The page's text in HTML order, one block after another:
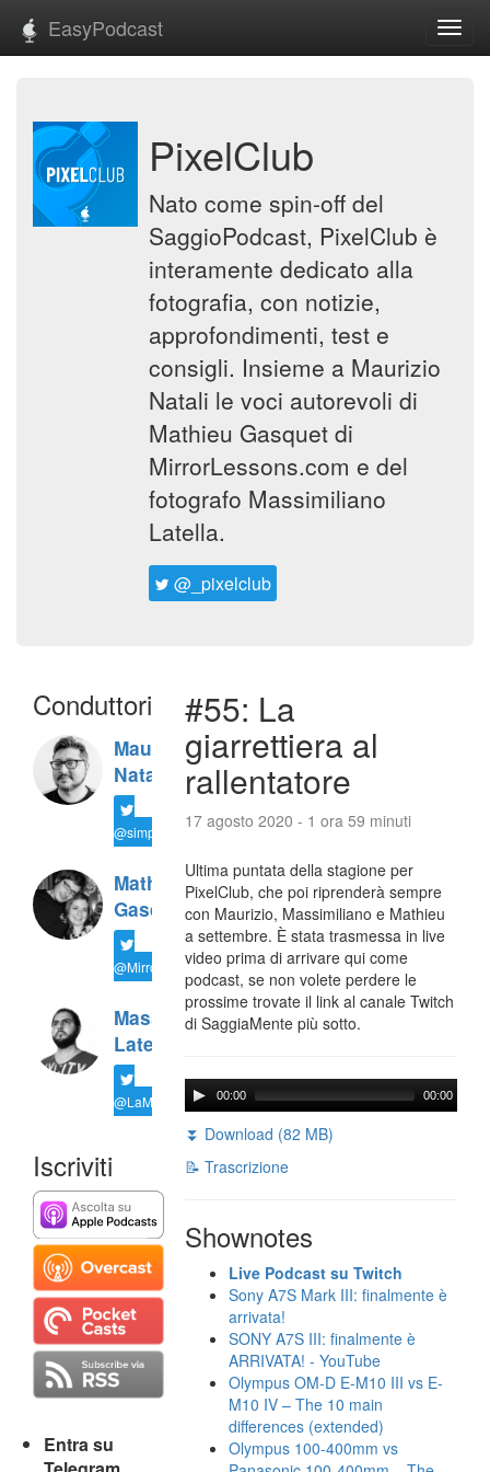
EasyPodcast
PixelClub
Nato come spin-off del
SaggioPodcast, PixelClub è
interamente dedicato alla
fotografia, con notizie,
approfondimenti, test e
consigli. Insieme a Maurizio
Natali le voci autorevoli di
Mathieu Gasquet di
MirrorLessons.com e del
fotografo Massimiliano
Latella.
@_pixelclub
Conduttori
Maurizio
Natali
@simplemal
Mathieu
Gasquet
@MirrorLessons
Massimiliano
Latella
@LaMaxImages
Iscriviti
Entra su
#55: La
giarrettiera al
rallentatore
17 agosto 2020 - 1 ora 59 minuti
Ultima puntata della stagione per
PixelClub, che poi riprenderà sempre
con Maurizio, Massimiliano e Mathieu
a settembre. È stata trasmessa in live
video prima di arrivare qui come
podcast, se non volete perdere le
prossime trovate il link al canale Twitch
di SaggiaMente più sotto.
00:00 00:00
⏬ Download (82 MB)
📝 Trascrizione
Shownotes
Live Podcast su Twitch
Sony A7S Mark III: finalmente è
arrivata!
SONY A7S III: finalmente è
ARRIVATA! - YouTube
Olympus OM-D E-M10 III vs E-
M10 IV – The 10 main
differences (extended)
Olympus 100-400mm vs